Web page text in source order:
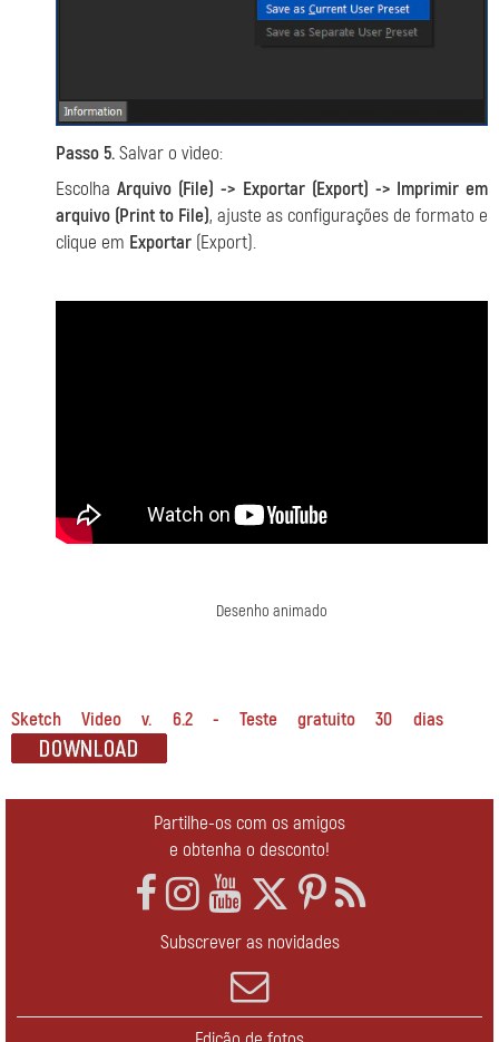
Passo 5.Salvar o vìdeo:
EscolhaArquivo (File) -> Exportar (Export) -> Imprimir em
arquivo (Print to File), ajuste as configurações de formato e
clique em Exportar (Export).
Desenho animado
Sketch Video v. 6.2 - Teste gratuito 30 dias
Partilhe-os com os amigos
e obtenha o desconto!
Subscrever as novidades